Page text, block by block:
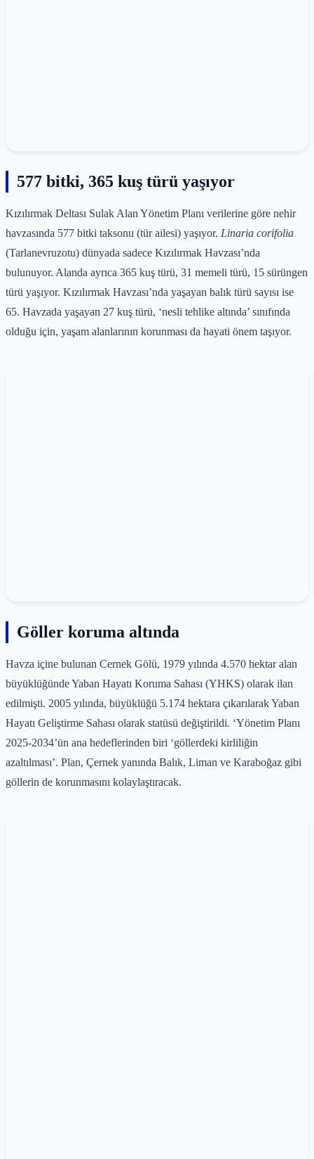
577 bitki, 365 kuş türü yaşıyor
Kızılırmak Deltası Sulak Alan Yönetim Planı verilerine göre nehir
havzasında 577 bitki taksonu (tür ailesi) yaşıyor. Linaria corifolia
(Tarlanevruzotu) dünyada sadece Kızılırmak Havzası’nda
bulunuyor. Alanda ayrıca 365 kuş türü, 31 memeli türü, 15 sürüngen
türü yaşıyor. Kızılırmak Havzası’nda yaşayan balık türü sayısı ise
65. Havzada yaşayan 27 kuş türü, ‘nesli tehlike altında’ sınıfında
olduğu için, yaşam alanlarının korunması da hayati önem taşıyor.
Göller koruma altında
Havza içine bulunan Cernek Gölü, 1979 yılında 4.570 hektar alan
büyüklüğünde Yaban Hayatı Koruma Sahası (YHKS) olarak ilan
edilmişti. 2005 yılında, büyüklüğü 5.174 hektara çıkarılarak Yaban
Hayatı Geliştirme Sahası olarak statüsü değiştirildi. ‘Yönetim Planı
2025-2034’ün ana hedeflerinden biri ‘göllerdeki kirliliğin
azaltılması’. Plan, Çernek yanında Balık, Liman ve Karaboğaz gibi
göllerin de korunmasını kolaylaştıracak.